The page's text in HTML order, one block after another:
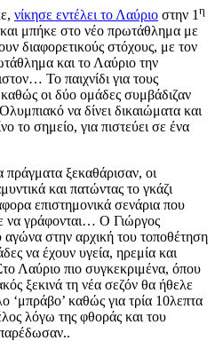
νίκησε εντέλει το Λαύριο στην 1 η
μπήκε στο νέο πρωτάθλημα με
διαφορετικούς στόχους, με τον
και το Λαύριο την
Το παιχνίδι για τους
οι δύο ομάδες συμβάδιζαν
να δίνει δικαιώματα και
το σημείο, για πιστεύει σε ένα
ξεκαθάρισαν, οι
και πατώντας το γκάζι
επιστημονικά σενάρια που
να γράφονται… Ο Γιώργος
στην αρχική του τοποθέτηση
να έχουν υγεία, ηρεμία και
Λαύριο πιο συγκεκριμένα, όπου
ξεκινά τη νέα σεζόν θα ήθελε
‘μπράβο’ καθώς για τρία 10λεπτα
λόγω της φθοράς και του